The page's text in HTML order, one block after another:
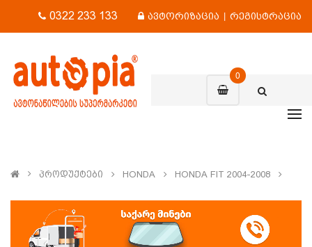
0322 233 133 ავტორიზაცია | რეგისტრაცია
0
Პროდუქტები HONDA HONDA FIT 2004-2008